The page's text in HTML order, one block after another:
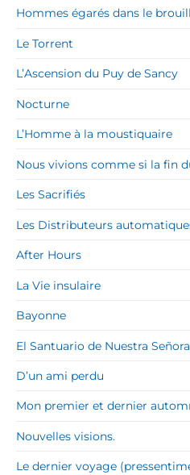
Hommes égarés dans le
Le Torrent
L’Ascension du Puy de Sancy
Nocturne
L’Homme à la moustiquaire
Nous vivions comme si la fin
Les Sacrifiés
Les Distributeurs
After Hours
La Vie insulaire
Bayonne
El Santuario de Nuestra
D’un ami perdu
Mon premier et dernier
Nouvelles visions.
Le dernier voyage